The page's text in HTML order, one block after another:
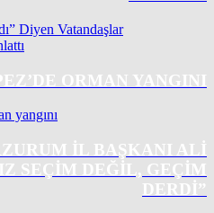
ORMAN YANGINI
İL BAŞKANI ALI
SEÇIM DEĞIL, GEÇIM
DERDI”